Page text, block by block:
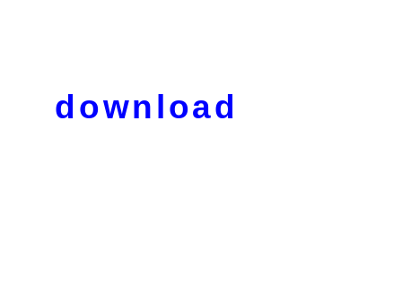
download